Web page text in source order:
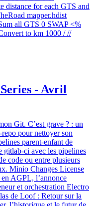
distance for each GTS and
mapper.hdist
all GTS 0 SWAP <%
to km 1000 / //
- Avril
Git. C’est grave ? : un
pour nettoyer son
parent-enfant de
gitlab-ci avec les pipelines
code ou entre plusieurs
Minio Changes License
AGPL, l’annonce
et orchestration Electro
de Loof : Retour sur la